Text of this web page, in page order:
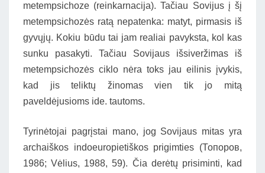
metempsichoze (reinkarnacija). Tačiau Sovijus į šį
metempsichozės ratą nepatenka: matyt, pirmasis iš
gyvųjų. Kokiu būdu tai jam realiai pavyksta, kol kas
sunku pasakyti. Tačiau Sovijaus išsiveržimas iš
metempsichozės ciklo nėra toks jau eilinis įvykis,
kad jis teliktų žinomas vien tik jo mitą
paveldėjusioms ide. tautoms.
Tyrinėtojai pagrįstai mano, jog Sovijaus mitas yra
archaiškos indoeuropietiškos prigimties (Топоров,
1986; Vėlius, 1988, 59). Čia derėtų prisiminti, kad